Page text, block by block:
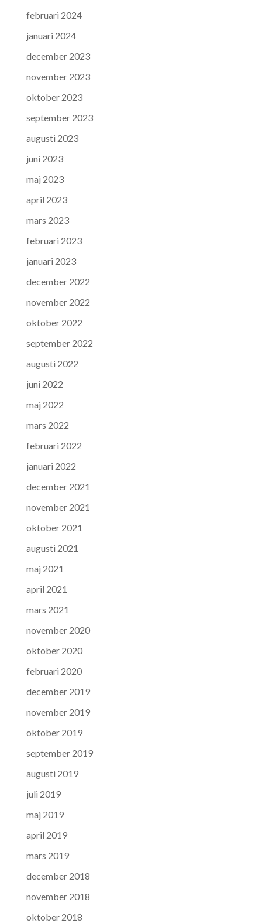
februari 2024
januari 2024
december 2023
november 2023
oktober 2023
september 2023
augusti 2023
juni 2023
maj 2023
april 2023
mars 2023
februari 2023
januari 2023
december 2022
november 2022
oktober 2022
september 2022
augusti 2022
juni 2022
maj 2022
mars 2022
februari 2022
januari 2022
december 2021
november 2021
oktober 2021
augusti 2021
maj 2021
april 2021
mars 2021
november 2020
oktober 2020
februari 2020
december 2019
november 2019
oktober 2019
september 2019
augusti 2019
juli 2019
maj 2019
april 2019
mars 2019
december 2018
november 2018
oktober 2018